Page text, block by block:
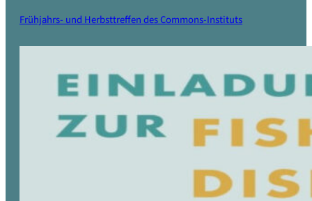
Frühjahrs- und Herbsttreffen des Commons-Instituts